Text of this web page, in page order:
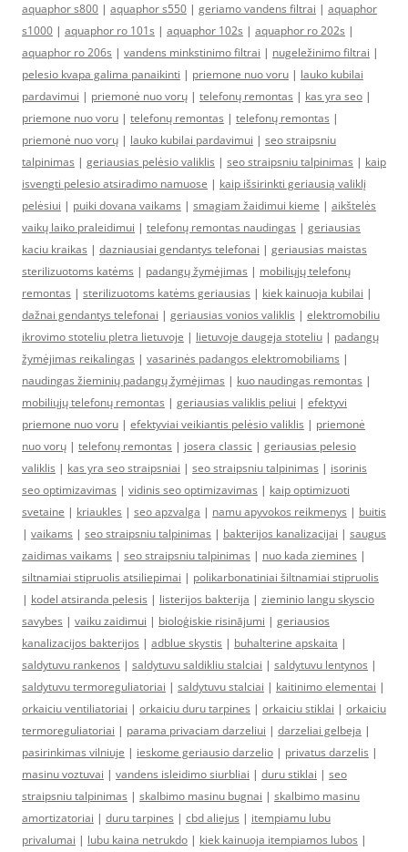
aquaphor s800 | aquaphor s550 | geriamo vandens filtrai | aquaphor
s1000 | aquaphor ro 101s | aquaphor 102s | aquaphor ro 202s |
aquaphor ro 206s | vandens minkstinimo filtrai | nugeležinimo filtrai |
pelesio kvapa galima panaikinti | priemone nuo voru | lauko kubilai
pardavimui | priemonė nuo vorų | telefonų remontas | kas yra seo |
priemone nuo voru | telefonų remontas | telefonų remontas |
priemonė nuo vorų | lauko kubilai pardavimui | seo straipsniu
talpinimas | geriausias pelėsio valiklis | seo straipsniu talpinimas | kaip
isvengti pelesio atsiradimo namuose | kaip išsirinkti geriausią valiklį
pelėsiui | puiki dovana vaikams | smagiam žaidimui kieme | aikštelės
vaikų laiko praleidimui | telefonų remontas naudingas | geriausias
kaciu kraikas | dazniausiai gendantys telefonai | geriausias maistas
sterilizuotoms katėms | padangų žymėjimas | mobiliųjų telefonų
remontas | sterilizuotoms katėms geriausias | kiek kainuoja kubilai |
dažnai gendantys telefonai | geriausias vonios valiklis | elektromobiliu
ikrovimo stoteliu pletra lietuvoje | lietuvoje daugeja stoteliu | padangų
žymėjimas reikalingas | vasarinės padangos elektromobiliams |
naudingas žieminių padangų žymėjimas | kuo naudingas remontas |
mobiliųjų telefonų remontas | geriausias valiklis peliui | efektyvi
priemone nuo voru | efektyviai veikiantis pelėsio valiklis | priemonė
nuo vorų | telefonų remontas | josera classic | geriausias pelesio
valiklis | kas yra seo straipsniai | seo straipsniu talpinimas | isorinis
seo optimizavimas | vidinis seo optimizavimas | kaip optimizuoti
svetaine | kriaukles | seo apzvalga | namu apyvokos reikmenys | buitis
| vaikams | seo straipsniu talpinimas | bakterijos kanalizacijai | saugus
zaidimas vaikams | seo straipsniu talpinimas | nuo kada ziemines |
siltnamiai stipruolis atsiliepimai | polikarbonatiniai šiltnamiai stipruolis
| kodel atsiranda pelesis | listerijos bakterija | zieminio langu skyscio
savybes | vaiku zaidimui | bioloģiskie risinājumi | geriausios
kanalizacijos bakterijos | adblue skystis | buhalterine apskaita |
saldytuvu rankenos | saldytuvu saldikliu stalciai | saldytuvu lentynos |
saldytuvu termoreguliatoriai | saldytuvu stalciai | kaitinimo elementai |
orkaiciu ventiliatoriai | orkaiciu duru tarpines | orkaiciu stiklai | orkaiciu
termoreguliatoriai | parama privaciam darzeliui | darzeliai gelbeja |
pasirinkimas vilniuje | ieskome geriausio darzelio | privatus darzelis |
masinu voztuvai | vandens isleidimo siurbliai | duru stiklai | seo
straipsniu talpinimas | skalbimo masinu bugnai | skalbimo masinu
amortizatoriai | duru tarpines | cbd aliejus | itempiamu lubu
privalumai | lubu kaina netrukdo | kiek kainuoja itempiamos lubos |